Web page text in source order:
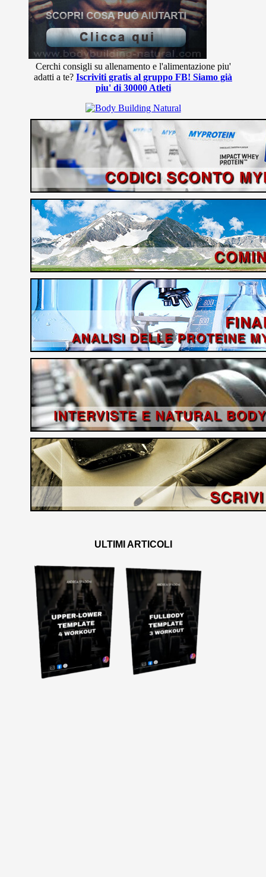
Cerchi consigli su allenamento e l'alimentazione piu'
adatti a te? Iscriviti gratis al gruppo FB! Siamo già
piu' di 30000 Atleti
ULTIMI ARTICOLI